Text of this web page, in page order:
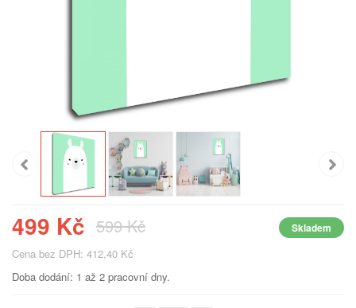
499 Kč 599 Kč Skladem
Cena bez DPH: 412,40 Kč
Doba dodání: 1 až 2 pracovní dny.